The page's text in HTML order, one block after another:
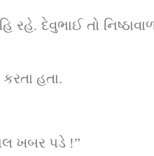
દેવુભાઈ તો
હતા.
ખબર પડે !”